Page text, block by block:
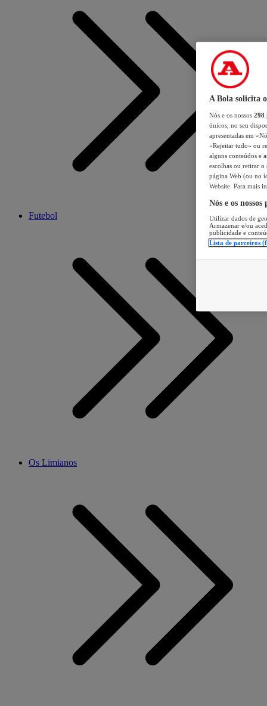
Futebol
Os Limianos
A Bola solicita
Nós e os nossos 298
únicos, no seu
apresentadas em
«Rejeitar tudo» ou
alguns conteúdos e
escolhas ou retirar
página Web (ou no
Website. Para mais
Nós e os
Utilizar dados de
Armazenar e/ou
publicidade e
Lista de parceiros